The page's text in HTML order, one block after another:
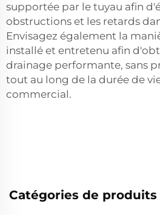
supportée par le tuyau afin
obstructions et les retards
Envisagez également la
installé et entretenu afin
drainage performante, sans
tout au long de la durée de
commercial.
Catégories de produits